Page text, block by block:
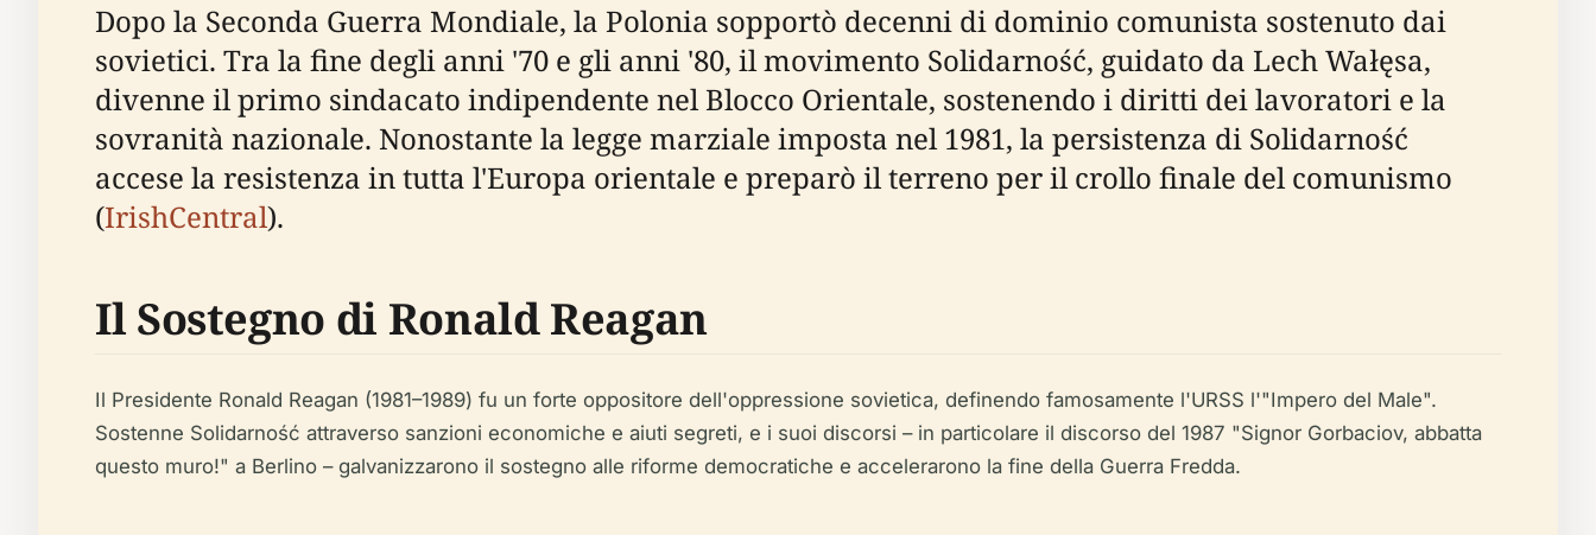
Dopo la Seconda Guerra Mondiale, la Polonia sopportò decenni di dominio comunista sostenuto dai
sovietici. Tra la fine degli anni '70 e gli anni '80, il movimento Solidarność, guidato da Lech Wałęsa,
divenne il primo sindacato indipendente nel Blocco Orientale, sostenendo i diritti dei lavoratori e la
sovranità nazionale. Nonostante la legge marziale imposta nel 1981, la persistenza di Solidarność
accese la resistenza in tutta l'Europa orientale e preparò il terreno per il crollo finale del comunismo
(IrishCentral).
Il Sostegno di Ronald Reagan
Il Presidente Ronald Reagan (1981–1989) fu un forte oppositore dell'oppressione sovietica, definendo famosamente l'URSS l'"Impero del Male".
Sostenne Solidarność attraverso sanzioni economiche e aiuti segreti, e i suoi discorsi – in particolare il discorso del 1987 "Signor Gorbaciov, abbatta
questo muro!" a Berlino – galvanizzarono il sostegno alle riforme democratiche e accelerarono la fine della Guerra Fredda.